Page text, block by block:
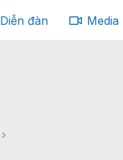
Diễn đàn Media